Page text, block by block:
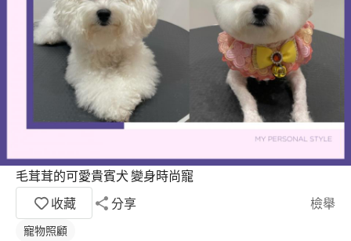
毛茸茸的可愛貴賓犬 變身時尚寵
收藏
分享 檢舉
寵物照顧